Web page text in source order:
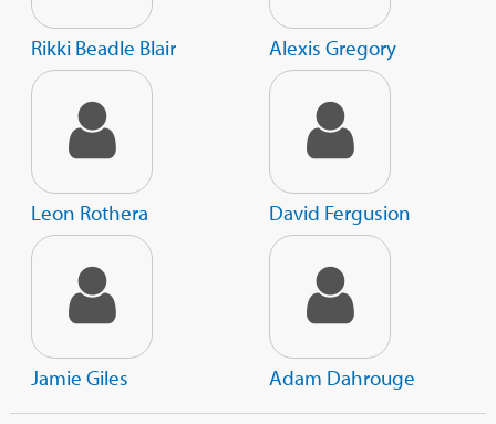
Rikki Beadle Blair Alexis Gregory
Leon Rothera David Fergusion
Jamie Giles Adam Dahrouge